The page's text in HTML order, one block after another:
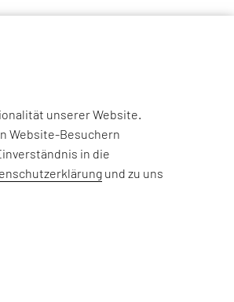
unserer Website.
Website-Besuchern
in die
und zu uns